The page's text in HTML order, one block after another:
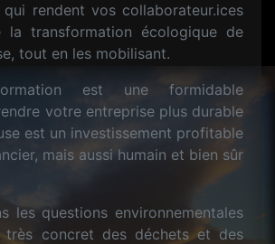
rendent vos collaborateur.ices
la transformation écologique de
tout en les mobilisant.
est une formidable
votre entreprise plus durable
est un investissement profitable
mais aussi humain et bien sûr
les questions environnementales
très concret des déchets et des